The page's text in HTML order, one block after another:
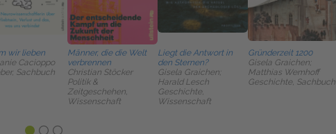
wir lieben
Cacioppo
Sachbuch
Männer, die die Welt
verbrennen
Christian Stöcker
Politik &
Zeitgeschehen,
Wissenschaft
Liegt die Antwort in
den Sternen?
Gisela Graichen;
Harald Lesch
Geschichte,
Wissenschaft
Gründerzeit 1200
Gisela Graichen;
Matthias Wemhoff
Geschichte, Sachbuch